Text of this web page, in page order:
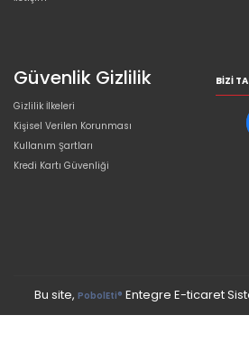
Güvenlik Gizlilik
Gizlilik İlkeleri
Kişisel Verilen Korunması
Kullanım Şartları
Kredi Kartı Güvenliği
BIZI
Bu site, PobolEti® Entegre E-ticaret